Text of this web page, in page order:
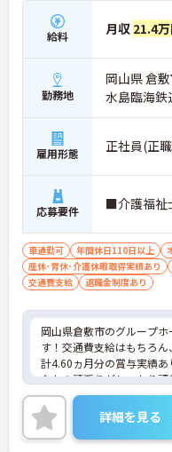
給料 月収 21.4
勤務地
岡山県 倉
水島臨海
雇用形態 正社員(正
応募要件 ■介護福祉
車通勤可 年間休日110日以上
産休･育休･介護休暇取得実績あり
交通費支給
退職金制度あり
岡山県倉敷市のグループ
す！交通費支給はもちろ
計4.60ヵ月分の賞与実績
なたの頑張りがしっかり
た、残業がないため、お
すいのも嬉しいポイント♪
イントをお伝えしますの
い！
詳細を見る